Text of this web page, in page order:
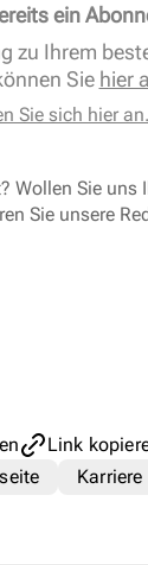
ein
zu Ihrem
Sie hier
Sie sich hier an.
Wollen Sie uns
Sie unsere
Link
Karriere